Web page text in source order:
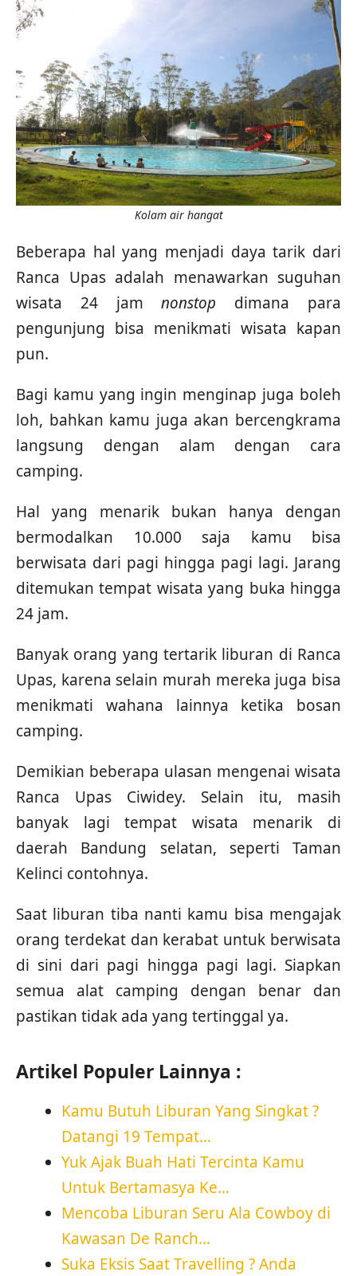
Kolam air hangat
Beberapa hal yang menjadi daya tarik dari
Ranca Upas adalah menawarkan suguhan
wisata 24 jamnonstop dimana para
pengunjung bisa menikmati wisata kapan
pun.
Bagi kamu yang ingin menginap juga boleh
loh, bahkan kamu juga akan bercengkrama
langsung dengan alam dengan cara
camping.
Hal yang menarik bukan hanya dengan
bermodalkan 10.000 saja kamu bisa
berwisata dari pagi hingga pagi lagi. Jarang
ditemukan tempat wisata yang buka hingga
24 jam.
Banyak orang yang tertarik liburan di Ranca
Upas, karena selain murah mereka juga bisa
menikmati wahana lainnya ketika bosan
camping.
Demikian beberapa ulasan mengenai wisata
Ranca Upas Ciwidey. Selain itu, masih
banyak lagi tempat wisata menarik di
daerah Bandung selatan, seperti Taman
Kelinci contohnya.
Saat liburan tiba nanti kamu bisa mengajak
orang terdekat dan kerabat untuk berwisata
di sini dari pagi hingga pagi lagi. Siapkan
semua alat camping dengan benar dan
pastikan tidak ada yang tertinggal ya.
Artikel Populer Lainnya :
Kamu Butuh Liburan Yang Singkat ?
Datangi 19 Tempat…
Yuk Ajak Buah Hati Tercinta Kamu
Untuk Bertamasya Ke…
Mencoba Liburan Seru Ala Cowboy di
Kawasan De Ranch…
Suka Eksis Saat Travelling ? Anda